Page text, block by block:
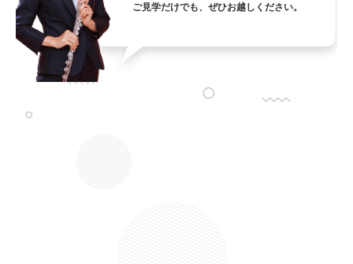
ご見学だけでも、ぜひお越しください。